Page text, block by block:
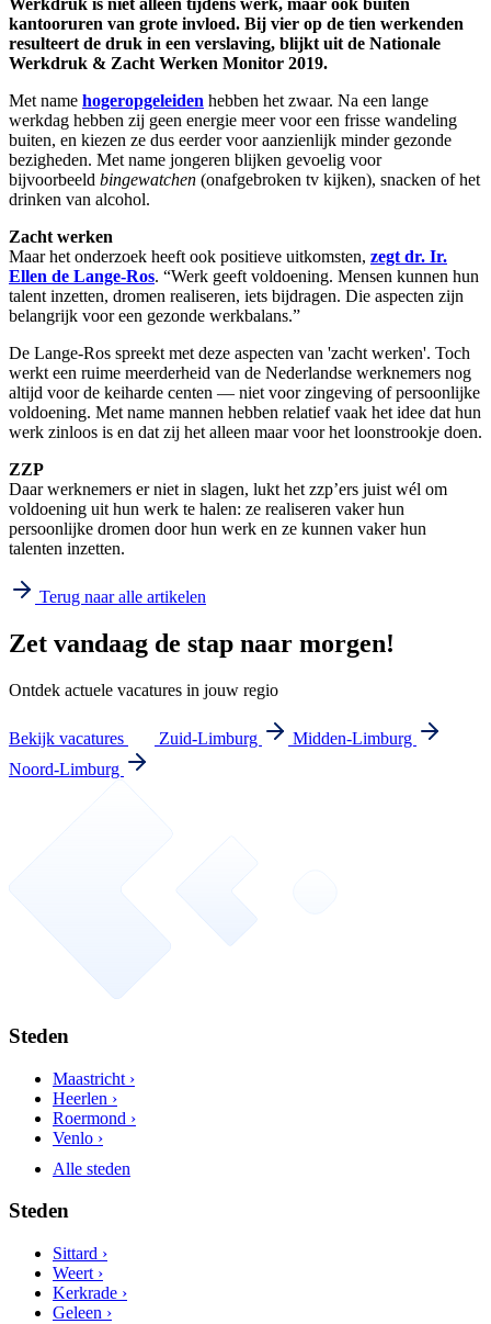
Werkdruk is niet alleen tijdens werk, maar ook buiten
kantooruren van grote invloed. Bij vier op de tien werkenden
resulteert de druk in een verslaving, blijkt uit de Nationale
Werkdruk & Zacht Werken Monitor 2019.
Met name hogeropgeleiden hebben het zwaar. Na een lange
werkdag hebben zij geen energie meer voor een frisse wandeling
buiten, en kiezen ze dus eerder voor aanzienlijk minder gezonde
bezigheden. Met name jongeren blijken gevoelig voor
bijvoorbeeld bingewatchen (onafgebroken tv kijken), snacken of het
drinken van alcohol.
Zacht werken
Maar het onderzoek heeft ook positieve uitkomsten, zegt dr. Ir.
Ellen de Lange-Ros. “Werk geeft voldoening. Mensen kunnen hun
talent inzetten, dromen realiseren, iets bijdragen. Die aspecten zijn
belangrijk voor een gezonde werkbalans.”
De Lange-Ros spreekt met deze aspecten van 'zacht werken'. Toch
werkt een ruime meerderheid van de Nederlandse werknemers nog
altijd voor de keiharde centen — niet voor zingeving of persoonlijke
voldoening. Met name mannen hebben relatief vaak het idee dat hun
werk zinloos is en dat zij het alleen maar voor het loonstrookje doen.
ZZP
Daar werknemers er niet in slagen, lukt het zzp’ers juist wél om
voldoening uit hun werk te halen: ze realiseren vaker hun
persoonlijke dromen door hun werk en ze kunnen vaker hun
talenten inzetten.
Terug naar alle artikelen
Zet vandaag de stap naar morgen!
Ontdek actuele vacatures in jouw regio
Bekijk vacatures Zuid-Limburg
Midden-Limburg
Noord-Limburg
Steden
Maastricht ›
Heerlen ›
Roermond ›
Venlo ›
Alle steden
Steden
Sittard ›
Weert ›
Kerkrade ›
Geleen ›